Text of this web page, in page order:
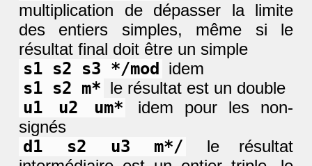
multiplication de dépasser la limite
des entiers simples, même si le
résultat final doit être un simple
s1 s2 s3 */mod idem
s1 s2 m* le résultat est un double
u1 u2 um*
idem pour les non-
signés
d1 s2 u3 m*/
le résultat